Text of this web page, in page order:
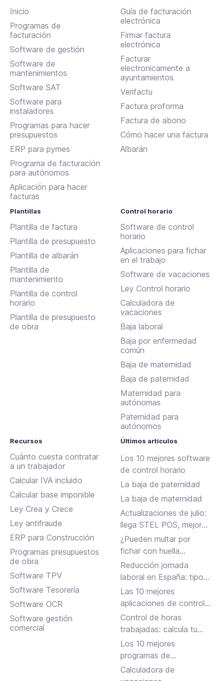
Inicio
Programas de
facturación
Software de gestión
Software de
mantenimientos
Software SAT
Software para
instaladores
Programas para hacer
presupuestos
ERP para pymes
Programa de facturación
para autónomos
Aplicación para hacer
facturas
Guía de facturación
electrónica
Firmar factura
electrónica
Facturar
electronicamente a
ayuntamientos
Verifactu
Factura proforma
Factura de abono
Cómo hacer una factura
Albarán
Plantillas
Plantilla de factura
Plantilla de presupuesto
Plantilla de albarán
Plantilla de
mantenimiento
Plantilla de control
horario
Plantilla de presupuesto
de obra
Control horario
Software de control
horario
Aplicaciones para fichar
en el trabajo
Software de vacaciones
Ley Control horario
Calculadora de
vacaciones
Baja laboral
Baja por enfermedad
común
Baja de maternidad
Baja de paternidad
Maternidad para
autónomas
Paternidad para
autónomos
Recursos
Cuánto cuesta contratar
a un trabajador
Calcular IVA incluido
Calcular base imponible
Ley Crea y Crece
Ley antifraude
ERP para Construcción
Programas presupuestos
de obra
Software TPV
Software Tesorería
Software OCR
Software gestión
comercial
Últimos artículos
Los 10 mejores software
de control horario
La baja de paternidad
La baja de maternidad
Actualizaciones de julio:
llega STEL POS, mejoras
en Assistant, albaranes
en Inbox y más
¿Pueden multar por
fichar con huella
dactilar?
Reducción jornada
laboral en España: tipos,
requisitos y cómo
solicitarla
Las 10 mejores
aplicaciones de control
horario para fichar en el
trabajo
Control de horas
trabajadas: calcula tu
jornada laboral
Los 10 mejores
programas de
facturación gratuitos y
de pago
Calculadora de